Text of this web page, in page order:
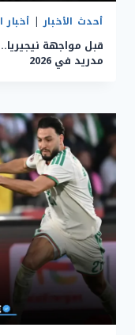
أحدث الأخبار| أخبار
قبل مواجهة
مدريد في 2026